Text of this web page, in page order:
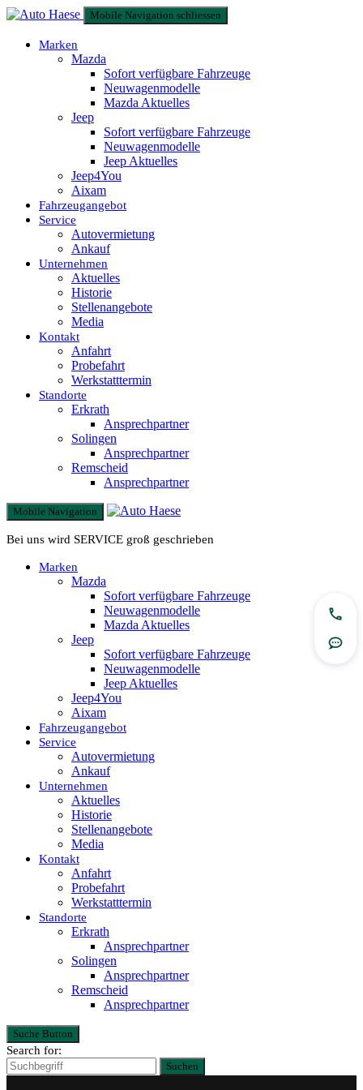
Mobile Navigation schliessen
Marken
Mazda
Sofort verfügbare Fahrzeuge
Neuwagenmodelle
Mazda Aktuelles
Jeep
Sofort verfügbare Fahrzeuge
Neuwagenmodelle
Jeep Aktuelles
Jeep4You
Aixam
Fahrzeugangebot
Service
Autovermietung
Ankauf
Unternehmen
Aktuelles
Historie
Stellenangebote
Media
Kontakt
Anfahrt
Probefahrt
Werkstatttermin
Standorte
Erkrath
Ansprechpartner
Solingen
Ansprechpartner
Remscheid
Ansprechpartner
Mobile Navigation
Bei uns wird SERVICE groß geschrieben
Marken
Mazda
Sofort verfügbare Fahrzeuge
Neuwagenmodelle
Mazda Aktuelles
Jeep
Sofort verfügbare Fahrzeuge
Neuwagenmodelle
Jeep Aktuelles
Jeep4You
Aixam
Fahrzeugangebot
Service
Autovermietung
Ankauf
Unternehmen
Aktuelles
Historie
Stellenangebote
Media
Kontakt
Anfahrt
Probefahrt
Werkstatttermin
Standorte
Erkrath
Ansprechpartner
Solingen
Ansprechpartner
Remscheid
Ansprechpartner
Suche Button
Search for:
Suchen
Jetzt